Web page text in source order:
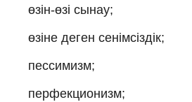
өзін-өзі сынау;
өзіне деген сенімсіздік;
пессимизм;
перфекционизм;